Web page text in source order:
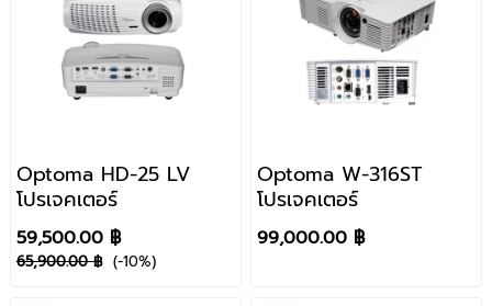
Optoma HD-25 LV
โปรเจคเตอร์
59,500.00 ฿
65,900.00 ฿ (-10%)
Optoma W-316ST
โปรเจคเตอร์
99,000.00 ฿